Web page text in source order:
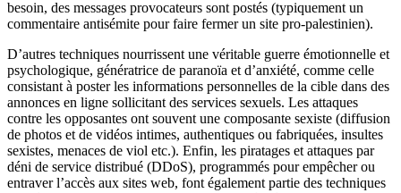
besoin, des messages provocateurs sont postés (typiquement un
commentaire antisémite pour faire fermer un site pro-palestinien).
D’autres techniques nourrissent une véritable guerre émotionnelle et
psychologique, génératrice de paranoïa et d’anxiété, comme celle
consistant à poster les informations personnelles de la cible dans des
annonces en ligne sollicitant des services sexuels. Les attaques
contre les opposantes ont souvent une composante sexiste (diffusion
de photos et de vidéos intimes, authentiques ou fabriquées, insultes
sexistes, menaces de viol etc.). Enfin, les piratages et attaques par
déni de service distribué (DDoS), programmés pour empêcher ou
entraver l’accès aux sites web, font également partie des techniques